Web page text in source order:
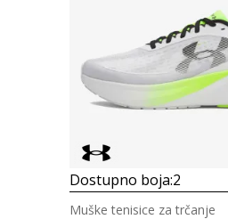
Dostupno boja:2
Muške tenisice za trčanje